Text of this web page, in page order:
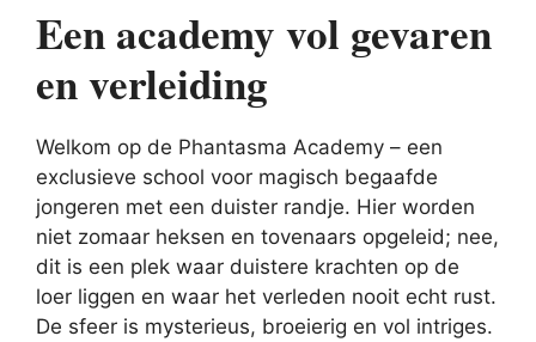
Een academy vol gevaren
en verleiding
Welkom op de Phantasma Academy – een
exclusieve school voor magisch begaafde
jongeren met een duister randje. Hier worden
niet zomaar heksen en tovenaars opgeleid; nee,
dit is een plek waar duistere krachten op de
loer liggen en waar het verleden nooit echt rust.
De sfeer is mysterieus, broeierig en vol intriges.